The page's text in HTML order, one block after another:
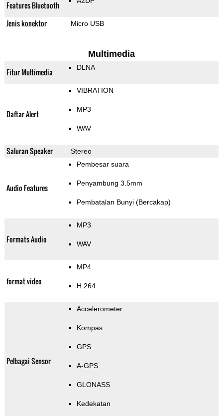
Features Bluetooth
Jenis konektor Micro USB
Multimedia
Fitur Multimedia DLNA
Daftar Alert
VIBRATION
MP3
WAV
Saluran Speaker Stereo
Audio Features
Pembesar suara
Penyambung 3.5mm
Pembatalan Bunyi (Bercakap)
Formats Audio
MP3
WAV
format video
MP4
H.264
Pelbagai Sensor
Accelerometer
Kompas
GPS
A-GPS
GLONASS
Kedekatan